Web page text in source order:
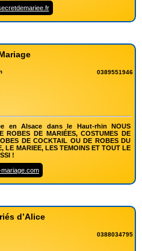
0389551946
en Alsace dans le Haut-rhin NOUS
ROBES DE MARIÉES, COSTUMES DE
DE COCKTAIL OU DE ROBES DU
LE MARIEE, LES TEMOINS ET TOUT LE
!
d’Alice
0388034795